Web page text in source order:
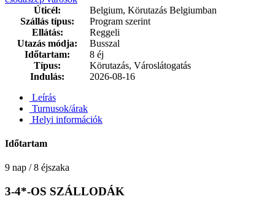
Úticél:
Belgium, Körutazás Belgiumban
Szállás típus:
Program szerint
Ellátás:
Reggeli
Utazás módja:
Busszal
Időtartam:
8 éj
Típus:
Körutazás, Városlátogatás
Indulás:
2026-08-16
Leírás
Turnusok/árak
Helyi információk
Időtartam
9 nap / 8 éjszaka
3-4*-OS SZÁLLODÁK